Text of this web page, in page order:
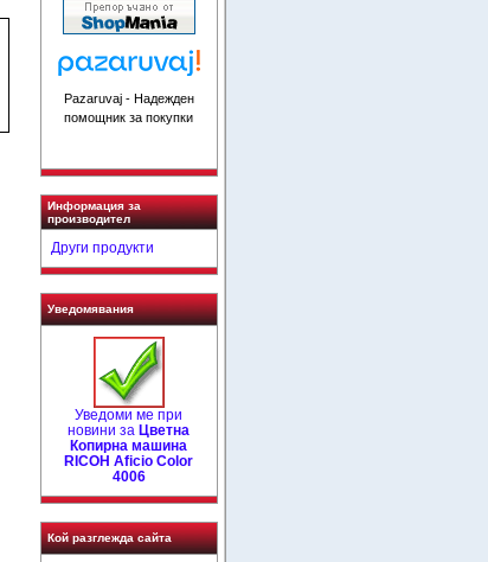
Pazaruvaj - Надежден
помощник за покупки
Информация за
производител
Други продукти
Уведомявания
Уведоми ме при
новини за Цветна
Копирна машина
RICOH Aficio Color
4006
Кой разглежда сайта